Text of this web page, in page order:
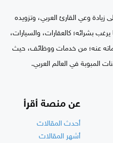
وعي القارئ العربي، وتزويده
بشرائه؛ كالعقارات، والسيارات،
عنه؛ من خدمات ووظائف، حيث
المبوبة في العالم العربي.
عن منصة أقرأ
أحدث المقالات
أشهر المقالات